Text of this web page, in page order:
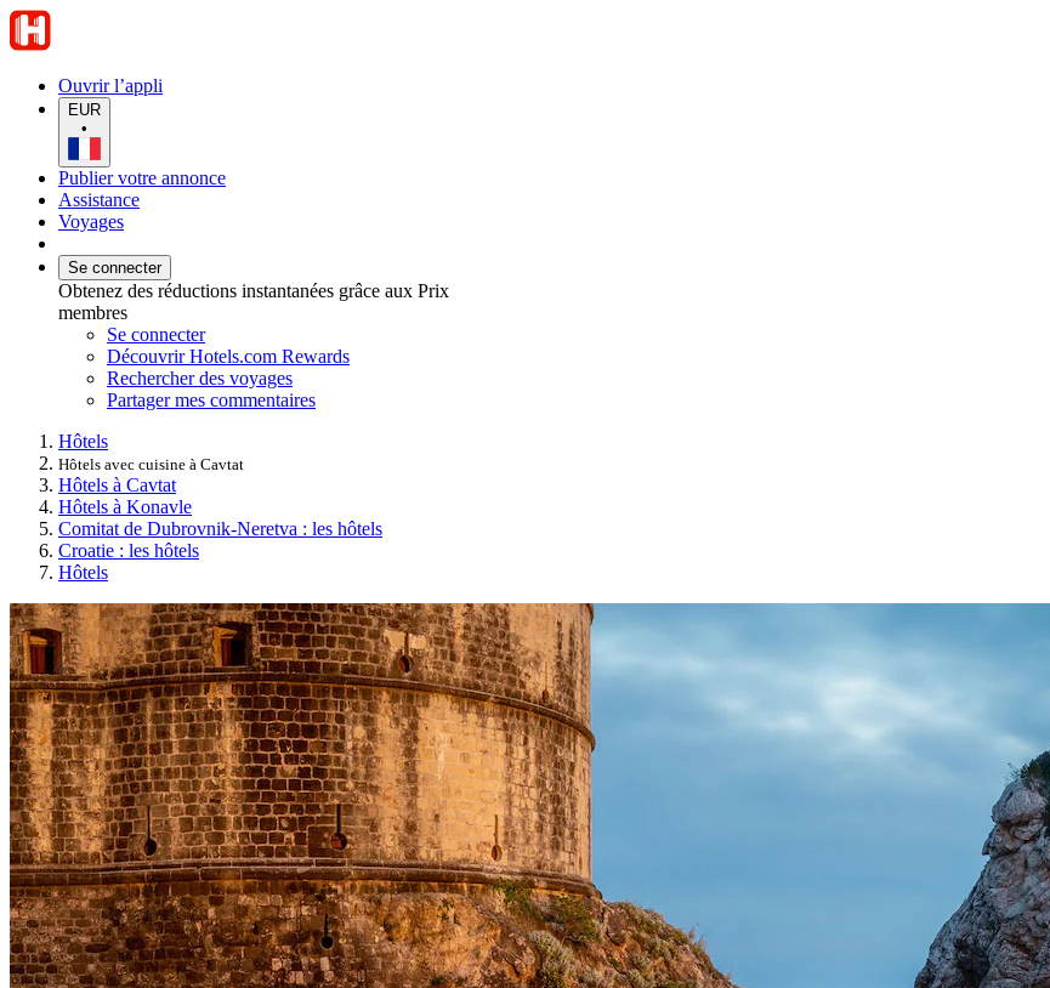
Ouvrir l’appli
EUR
•
Publier votre annonce
Assistance
Voyages
Se connecter
Obtenez des réductions instantanées grâce aux Prix
membres
Se connecter
Découvrir Hotels.com Rewards
Rechercher des voyages
Partager mes commentaires
Hôtels
Hôtels avec cuisine à Cavtat
Hôtels à Cavtat
Hôtels à Konavle
Comitat de Dubrovnik-Neretva : les hôtels
Croatie : les hôtels
Hôtels